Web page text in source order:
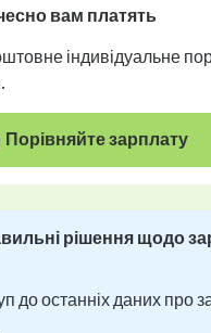
вам платять
індивідуальне
Порівняйте зарплату
рішення щодо
до останніх даних про